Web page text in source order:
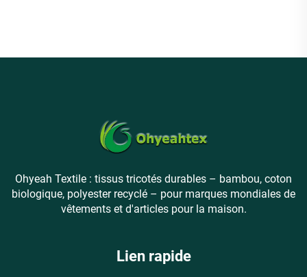
Ohyeah Textile : tissus tricotés durables – bambou, coton
biologique, polyester recyclé – pour marques mondiales de
vêtements et d'articles pour la maison.
Lien rapide